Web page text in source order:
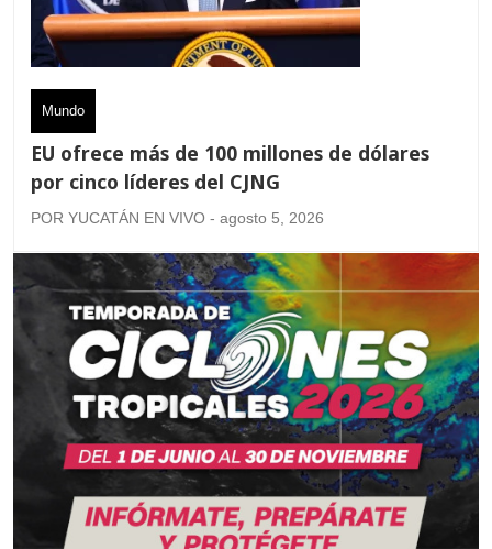
Mundo
EU ofrece más de 100 millones de dólares
por cinco líderes del CJNG
POR YUCATÁN EN VIVO - agosto 5, 2026